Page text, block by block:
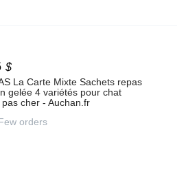
$
La Carte Mixte Sachets repas
gelée 4 variétés pour chat
cher - Auchan.fr
orders